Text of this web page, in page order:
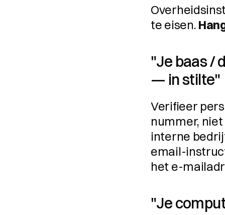
te eisen.
"Je baas /
— in stilte"
Verifieer
nummer,
interne
email-
het e-
"Je